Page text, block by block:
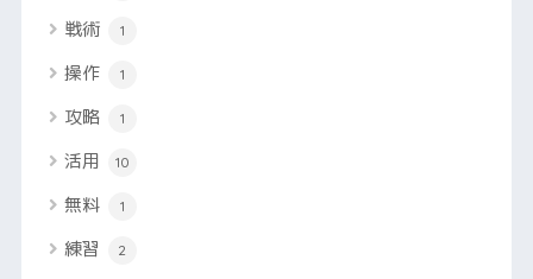
戦術 1
操作 1
攻略 1
活用 10
無料 1
練習 2